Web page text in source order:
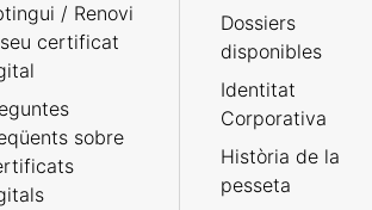
/ Renovi
certificat
sobre
Dossiers
disponibles
Identitat
Corporativa
Història de la
pesseta